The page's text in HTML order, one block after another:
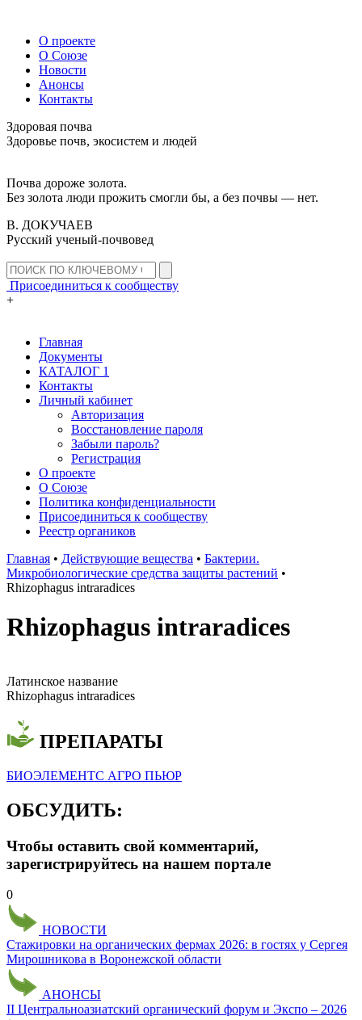
О проекте
О Союзе
Новости
Анонсы
Контакты
Здоровая почва
Здоровье почв, экосистем и людей
Почва дороже золота.
Без золота люди прожить смогли бы, а без почвы — нет.
В. ДОКУЧАЕВ
Русский ученый-почвовед
Присоединиться к сообществу
+
Главная
Документы
КАТАЛОГ 1
Контакты
Личный кабинет
Авторизация
Восстановление пароля
Забыли пароль?
Регистрация
О проекте
О Союзе
Политика конфиденциальности
Присоединиться к сообществу
Реестр органиков
Главная • Действующие вещества • Бактерии.
Микробиологические средства защиты растений •
Rhizophagus intraradices
Rhizophagus intraradices
Латинское название
Rhizophagus intraradices
ПРЕПАРАТЫ
БИОЭЛЕМЕНТС АГРО ПЬЮР
ОБСУДИТЬ:
Чтобы оставить свой комментарий,
зарегистрируйтесь на нашем портале
0
НОВОСТИ
Стажировки на органических фермах 2026: в гостях у Сергея
Мирошникова в Воронежской области
АНОНСЫ
II Центральноазиатский органический форум и Экспо – 2026